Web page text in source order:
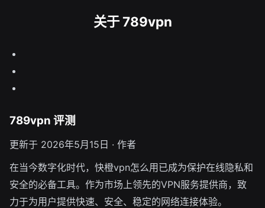
关于 789vpn
789vpn 评测
更新于 2026年5月15日 · 作者
在当今数字化时代，快橙vpn怎么用已成为保护在线隐私和
安全的必备工具。作为市场上领先的VPN服务提供商，致
力于为用户提供快速、安全、稳定的网络连接体验。